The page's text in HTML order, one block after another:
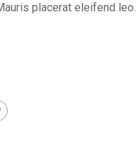
placerat eleifend leo.